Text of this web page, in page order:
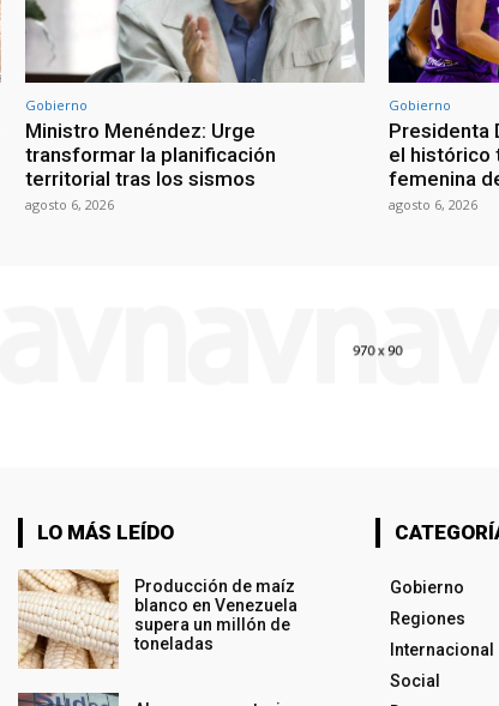
Gobierno
Ministro Menéndez: Urge
transformar la planificación
territorial tras los sismos
agosto 6, 2026
Gobierno
Presidenta
el histórico
femenina
agosto 6, 2026
LO MÁS LEÍDO
Producción de maíz
blanco en Venezuela
supera un millón de
toneladas
Gobierno
Regiones
Internacional
Social